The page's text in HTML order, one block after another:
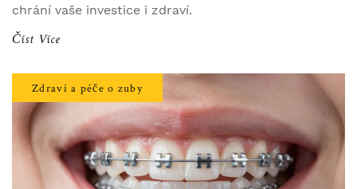
chrání vaše investice i zdraví.
Číst Více
Zdraví a péče o zuby